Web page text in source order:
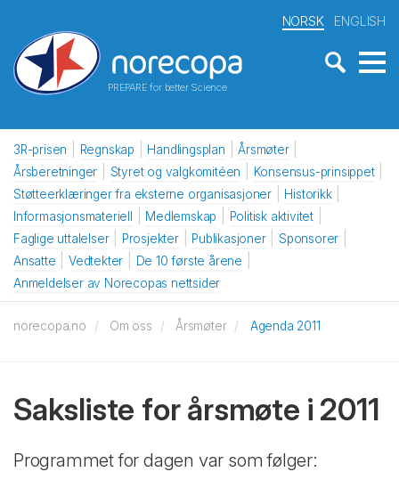
PREPARE for better Science
NORSK ENGLISH
3R-prisen Regnskap Handlingsplan
Årsmøter
Årsberetninger
Styret og valgkomitéen
Konsensus-prinsippet
Støtteerklæringer fra eksterne organisasjoner
Historikk
Informasjonsmateriell
Medlemskap
Politisk aktivitet
Faglige uttalelser
Prosjekter Publikasjoner
Sponsorer
Ansatte
Vedtekter
De 10 første årene
Anmeldelser av Norecopas nettsider
norecopa.no Om oss Årsmøter Agenda 2011
Saksliste for årsmøte i 2011
Programmet for dagen var som følger: